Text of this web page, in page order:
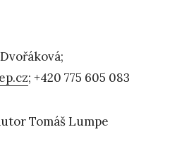
; +420 775 605 083
Tomáš Lumpe